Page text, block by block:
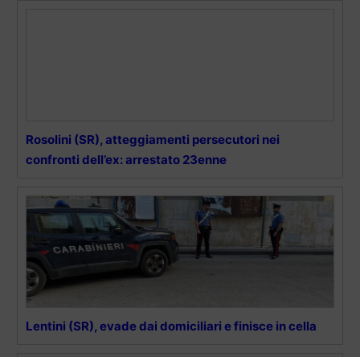
Rosolini (SR), atteggiamenti persecutori nei
confronti dell’ex: arrestato 23enne
Lentini (SR), evade dai domiciliari e finisce in cella